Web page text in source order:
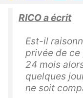
RICO a écrit
Est-il
privée de ce
24 mois
quelques
ne soit